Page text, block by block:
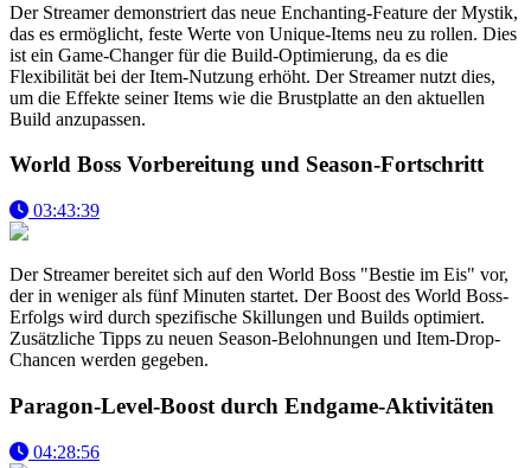
Der Streamer demonstriert das neue Enchanting-Feature der Mystik,
das es ermöglicht, feste Werte von Unique-Items neu zu rollen. Dies
ist ein Game-Changer für die Build-Optimierung, da es die
Flexibilität bei der Item-Nutzung erhöht. Der Streamer nutzt dies,
um die Effekte seiner Items wie die Brustplatte an den aktuellen
Build anzupassen.
World Boss Vorbereitung und Season-Fortschritt
03:43:39
Der Streamer bereitet sich auf den World Boss "Bestie im Eis" vor,
der in weniger als fünf Minuten startet. Der Boost des World Boss-
Erfolgs wird durch spezifische Skillungen und Builds optimiert.
Zusätzliche Tipps zu neuen Season-Belohnungen und Item-Drop-
Chancen werden gegeben.
Paragon-Level-Boost durch Endgame-Aktivitäten
04:28:56